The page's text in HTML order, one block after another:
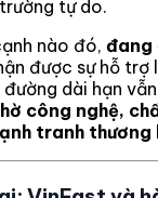
tự do.
nào đó, đang
được sự hỗ trợ
dài hạn
công nghệ,
tranh thương